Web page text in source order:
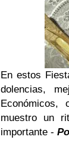
En estos
dolencias,
muestro un
importante -